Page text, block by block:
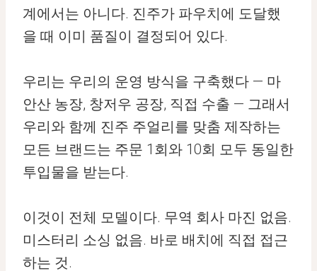
계에서는 아니다. 진주가 파우치에 도달했
을 때 이미 품질이 결정되어 있다.
우리는 우리의 운영 방식을 구축했다 — 마
안산 농장, 창저우 공장, 직접 수출 — 그래서
우리와 함께 진주 주얼리를 맞춤 제작하는
모든 브랜드는 주문 1회와 10회 모두 동일한
투입물을 받는다.
이것이 전체 모델이다. 무역 회사 마진 없음.
미스터리 소싱 없음. 바로 배치에 직접 접근
하는 것.